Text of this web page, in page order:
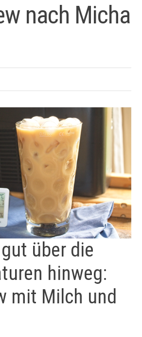
nach Micha
über die
hinweg:
mit Milch und